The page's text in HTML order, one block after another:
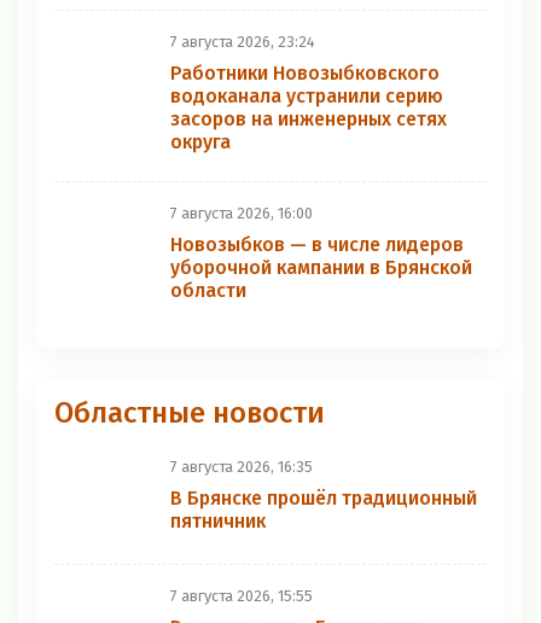
7 августа 2026, 23:24
Работники Новозыбковского
водоканала устранили серию
засоров на инженерных сетях
округа
7 августа 2026, 16:00
Новозыбков — в числе лидеров
уборочной кампании в Брянской
области
Областные новости
7 августа 2026, 16:35
В Брянске прошёл традиционный
пятничник
7 августа 2026, 15:55